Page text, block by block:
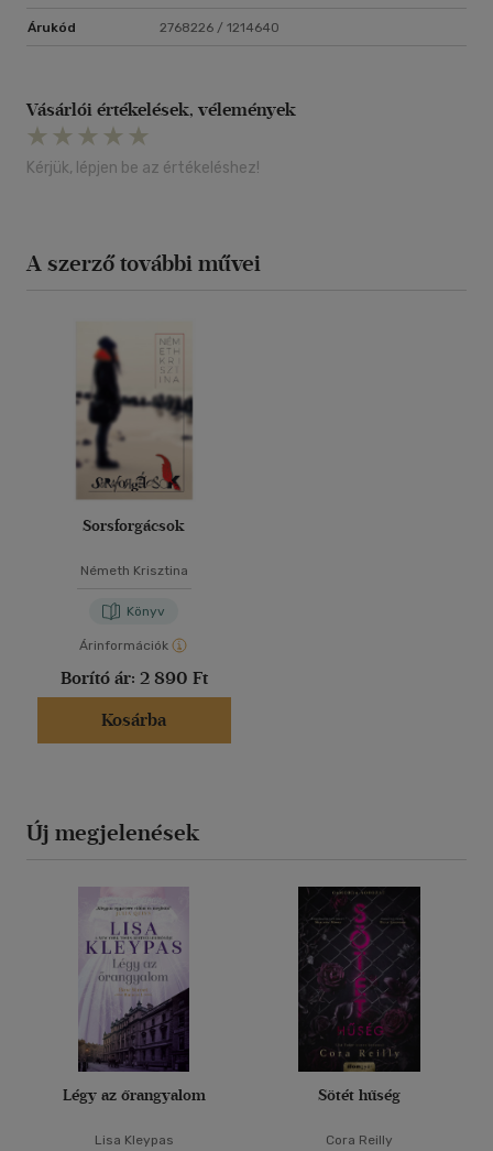
Árukód 2768226 / 1214640
Vásárlói értékelések, vélemények
Kérjük, lépjen be az értékeléshez!
A szerző további művei
Sorsforgácsok
Németh Krisztina
Könyv
Árinformációk
Borító ár: 2 890 Ft
Kosárba
Új megjelenések
Légy az őrangyalom
Lisa Kleypas
Sötét hűség
Cora Reilly